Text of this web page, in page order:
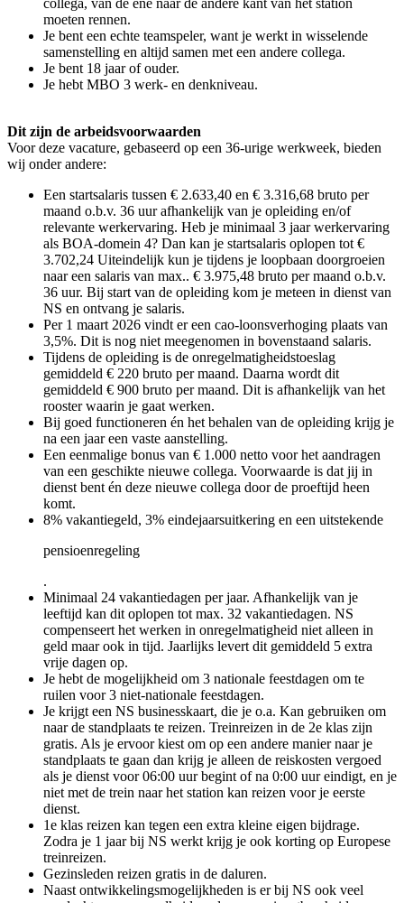
collega, van de ene naar de andere kant van het station
moeten rennen.
Je bent een echte teamspeler, want je werkt in wisselende
samenstelling en altijd samen met een andere collega.
Je bent 18 jaar of ouder.
Je hebt MBO 3 werk- en denkniveau.
Dit zijn de arbeidsvoorwaarden
Voor deze vacature, gebaseerd op een 36-urige werkweek, bieden
wij onder andere:
Een startsalaris tussen € 2.633,40 en € 3.316,68 bruto per
maand o.b.v. 36 uur afhankelijk van je opleiding en/of
relevante werkervaring. Heb je minimaal 3 jaar werkervaring
als BOA-domein 4? Dan kan je startsalaris oplopen tot €
3.702,24 Uiteindelijk kun je tijdens je loopbaan doorgroeien
naar een salaris van max.. € 3.975,48 bruto per maand o.b.v.
36 uur. Bij start van de opleiding kom je meteen in dienst van
NS en ontvang je salaris.
Per 1 maart 2026 vindt er een cao-loonsverhoging plaats van
3,5%. Dit is nog niet meegenomen in bovenstaand salaris.
Tijdens de opleiding is de onregelmatigheidstoeslag
gemiddeld € 220 bruto per maand. Daarna wordt dit
gemiddeld € 900 bruto per maand. Dit is afhankelijk van het
rooster waarin je gaat werken.
Bij goed functioneren én het behalen van de opleiding krijg je
na een jaar een vaste aanstelling.
Een eenmalige bonus van € 1.000 netto voor het aandragen
van een geschikte nieuwe collega. Voorwaarde is dat jij in
dienst bent én deze nieuwe collega door de proeftijd heen
komt.
8% vakantiegeld, 3% eindejaarsuitkering en een uitstekende
pensioenregeling
.
Minimaal 24 vakantiedagen per jaar. Afhankelijk van je
leeftijd kan dit oplopen tot max. 32 vakantiedagen. NS
compenseert het werken in onregelmatigheid niet alleen in
geld maar ook in tijd. Jaarlijks levert dit gemiddeld 5 extra
vrije dagen op.
Je hebt de mogelijkheid om 3 nationale feestdagen om te
ruilen voor 3 niet-nationale feestdagen.
Je krijgt een NS businesskaart, die je o.a. Kan gebruiken om
naar de standplaats te reizen. Treinreizen in de 2e klas zijn
gratis. Als je ervoor kiest om op een andere manier naar je
standplaats te gaan dan krijg je alleen de reiskosten vergoed
als je dienst voor 06:00 uur begint of na 0:00 uur eindigt, en je
niet met de trein naar het station kan reizen voor je eerste
dienst.
1e klas reizen kan tegen een extra kleine eigen bijdrage.
Zodra je 1 jaar bij NS werkt krijg je ook korting op Europese
treinreizen.
Gezinsleden reizen gratis in de daluren.
Naast ontwikkelingsmogelijkheden is er bij NS ook veel